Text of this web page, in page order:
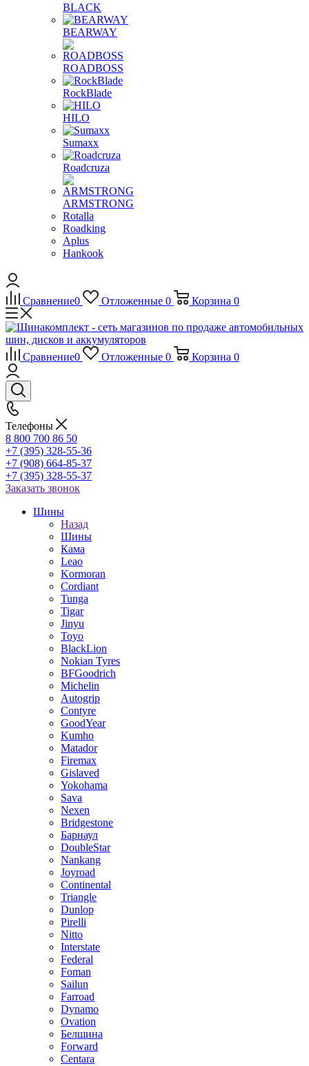
BLACK
BEARWAY
ROADBOSS
RockBlade
HILO
Sumaxx
Roadcruza
ARMSTRONG
Rotalla
Roadking
Aplus
Hankook
Сравнение0 Отложенные 0 Корзина 0
Сравнение0 Отложенные 0 Корзина 0
Телефоны
8 800 700 86 50
+7 (395) 328-55-36
+7 (908) 664-85-37
+7 (395) 328-55-37
Заказать звонок
Шины
Назад
Шины
Кама
Leao
Kormoran
Cordiant
Tunga
Tigar
Jinyu
Toyo
BlackLion
Nokian Tyres
BFGoodrich
Michelin
Autogrip
Contyre
GoodYear
Kumho
Matador
Firemax
Gislaved
Yokohama
Sava
Nexen
Bridgestone
Барнаул
DoubleStar
Nankang
Joyroad
Continental
Triangle
Dunlop
Pirelli
Nitto
Interstate
Federal
Foman
Sailun
Farroad
Dynamo
Ovation
Белшина
Forward
Centara